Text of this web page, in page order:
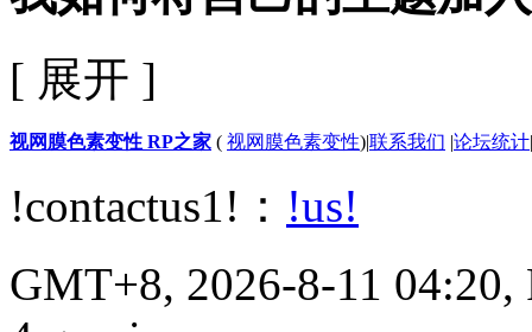
[ 展开 ]
视网膜色素变性 RP之家 ( 视网膜色素变性)|联系我们 |论坛统计|
!contactus1!： !us!
GMT+8, 2026-8-11 04:20,